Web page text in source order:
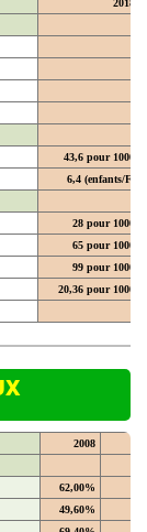
43,6 pour 1000
6,4 (enfants/F)
28 pour 1000
65 pour 1000
99 pour 1000
20,36 pour 1000
2008
62,00%
49,60%
69,40%